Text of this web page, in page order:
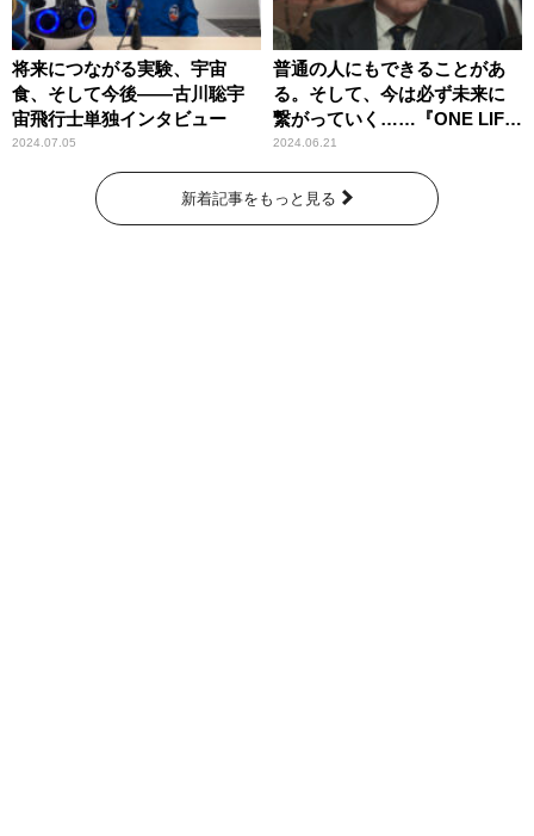
将来につながる実験、宇宙
食、そして今後――古川聡宇
宙飛行士単独インタビュー
2024.07.05
普通の人にもできることがあ
る。そして、今は必ず未来に
繋がっていく……『ONE LIFE
奇跡が繋いだ6000の命』
2024.06.21
新着記事をもっと見る